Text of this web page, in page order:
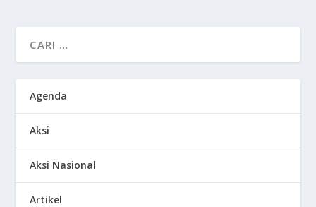
Agenda
Aksi
Aksi Nasional
Artikel